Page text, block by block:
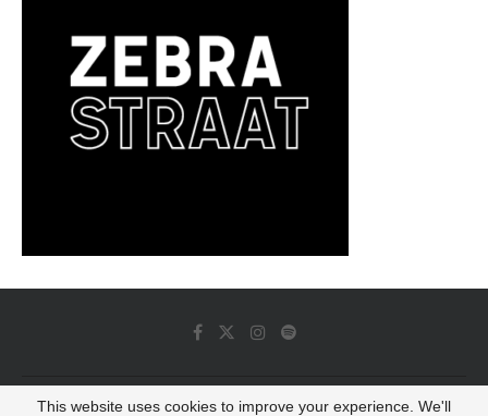
© 2022 - Luminous Dash All Rights Reserved
This website uses cookies to improve your experience. We'll